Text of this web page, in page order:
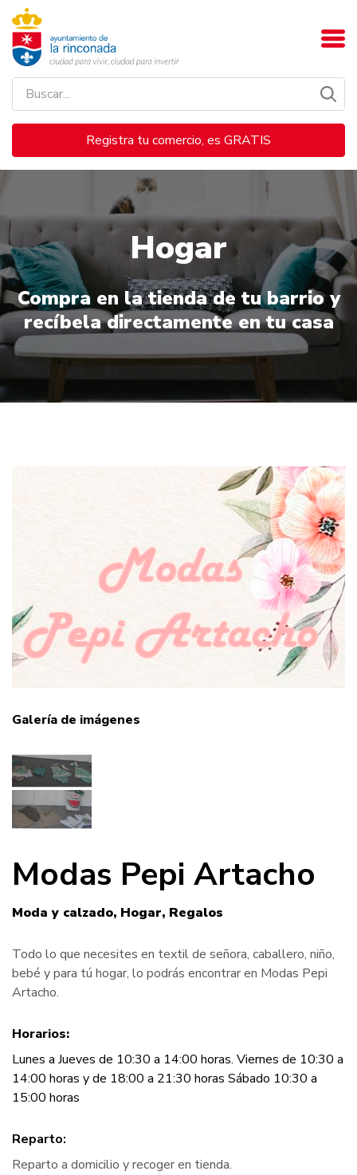
Registra tu comercio, es GRATIS
Hogar
Compra en la tienda de tu barrio y
recíbela directamente en tu casa
Galería de imágenes
Modas Pepi Artacho
Moda y calzado Hogar Regalos
Todo lo que necesites en textil de señora, caballero, niño,
bebé y para tú hogar, lo podrás encontrar en Modas Pepi
Artacho.
Horarios:
Lunes a Jueves de 10:30 a 14:00 horas. Viernes de 10:30 a
14:00 horas y de 18:00 a 21:30 horas Sábado 10:30 a
15:00 horas
Reparto:
Reparto a domicilio y recoger en tienda.